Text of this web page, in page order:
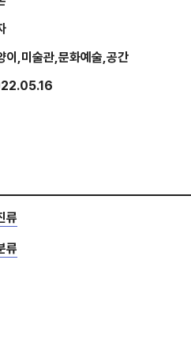
이,미술관,문화예술,공간
류
류